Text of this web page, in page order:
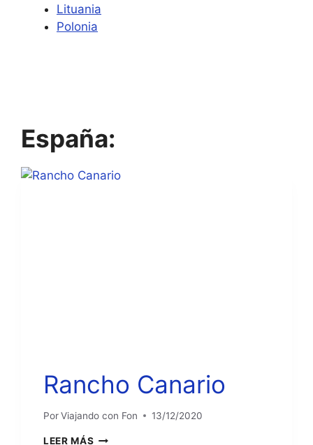
Lituania
Polonia
España:
Rancho Canario
PorViajando con Fon 13/12/2020
LEER MÁS RANCHO